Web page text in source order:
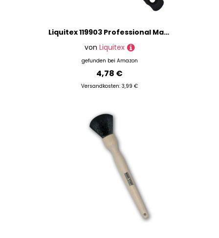
Liquitex 119903 Professional Malmesser mit einer gebürsteten rostfreien Metallklinge für Acrylfarben oder Ölfarben - Malmesser Nr.03
von Liquitex
gefunden bei Amazon
4,78 €
Versandkosten: 3,99 €